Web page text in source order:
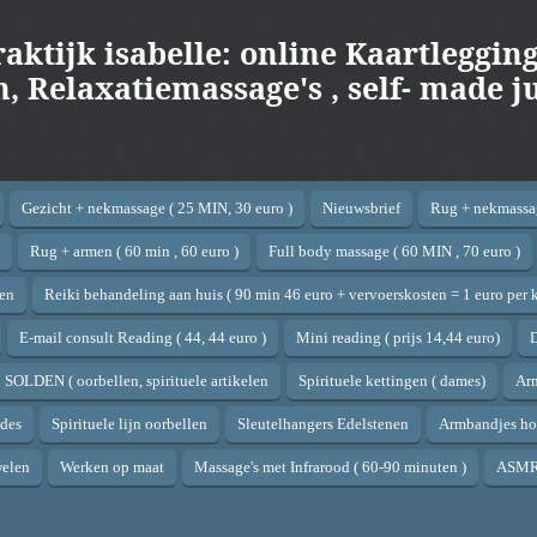
isabelle: online
Relaxatiemassage's , self- made
Gezicht + nekmassage ( 25 MIN, 30 euro ) Nieuwsbrief Rug +
Rug + armen ( 60 min , 60 euro ) Full body massage ( 60 MIN , 70 euro )
Reiki behandeling aan huis ( 90 min 46 euro + vervoerskosten = 1 euro per
E-mail consult Reading ( 44, 44 euro ) Mini reading ( prijs 14,44 euro)
SOLDEN ( oorbellen, spirituele artikelen Spirituele kettingen ( dames)
Spirituele lijn oorbellen Sleutelhangers Edelstenen Armbandjes
Werken op maat Massage's met Infrarood ( 60-90 minuten )